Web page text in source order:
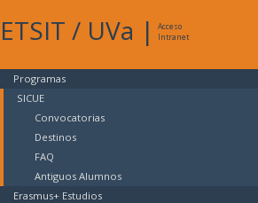
ETSIT / UVa |
Acceso
Intranet
Programas
SICUE
Convocatorias
Destinos
FAQ
Antiguos Alumnos
Erasmus+ Estudios